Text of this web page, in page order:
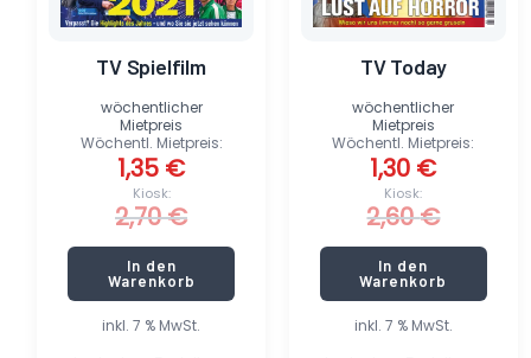
inkl. 7 % MwSt.
TV Spielfilm
Kiosk:
2,70€
Wöchentl. Mietpreis:
1,35 €
wöchentlicher
Mietpreis
In den
Warenkorb
inkl. 7 % MwSt.
TV Today
Kiosk:
2,60€
Wöchentl. Mietpreis:
1,30 €
wöchentlicher
Mietpreis
In den
Warenkorb